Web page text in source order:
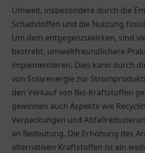
Umwelt, insbesondere durch die
Schadstoffen und die Nutzung
Um dem entgegenzuwirken, sind
bestrebt, umweltfreundlichere
implementieren. Dies kann durch
von Solarenergie zur
den Verkauf von Bio-Kraftstoffen
gewinnen auch Aspekte wie
Verpackungen und
an Bedeutung. Die Erhöhung des
alternativen Kraftstoffen ist ein